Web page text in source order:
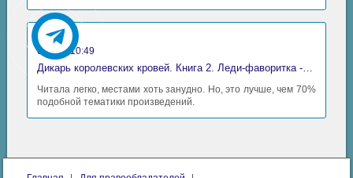
Аида
06 май 10:49
Читала легко, местами хоть занудно. Но, это лучше, чем 70%
подобной тематики произведений.